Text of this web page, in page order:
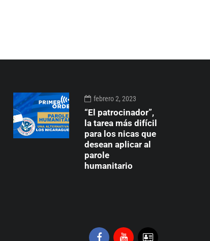
febrero 2, 2023
“El patrocinador”,
la tarea más difícil
para los nicas que
desean aplicar al
parole
humanitario